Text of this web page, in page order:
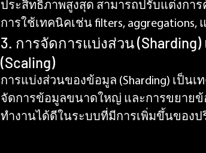
ประสิทธิภาพสูงสุด สามารถปรับแต่งกา
การใช้เทคนิคเช่น filters,
3. การจัดการแบ่งส่วน
(Scaling)
การแบ่งส่วนของข้อมูล (Sharding) เป็
จัดการข้อมูลขนาดใหญ่ และการขยายข้อ
ทำงานได้ดีในระบบที่มีการเพิ่มขึ้นของ